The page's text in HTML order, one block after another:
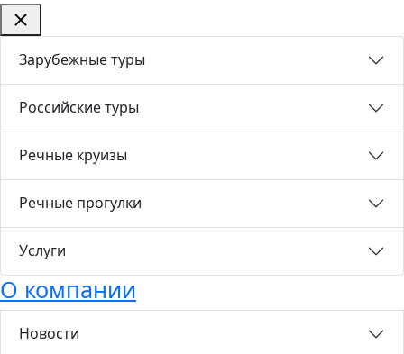
Зарубежные туры
Российские туры
Речные круизы
Речные прогулки
Услуги
О компании
Новости